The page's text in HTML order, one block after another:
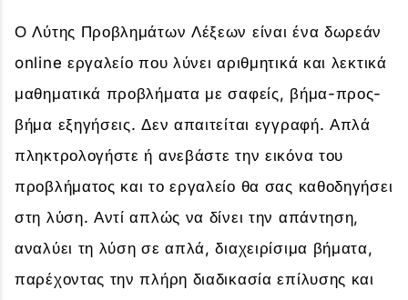
Ο Λύτης Προβλημάτων Λέξεων είναι ένα δωρεάν
online εργαλείο που λύνει αριθμητικά και λεκτικά
μαθηματικά προβλήματα με σαφείς, βήμα-προς-
βήμα εξηγήσεις. Δεν απαιτείται εγγραφή. Απλά
πληκτρολογήστε ή ανεβάστε την εικόνα του
προβλήματος και το εργαλείο θα σας καθοδηγήσει
στη λύση. Αντί απλώς να δίνει την απάντηση,
αναλύει τη λύση σε απλά, διαχειρίσιμα βήματα,
παρέχοντας την πλήρη διαδικασία επίλυσης και